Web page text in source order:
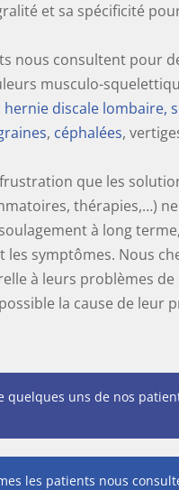
et sa spécificité
nous consultent pour
musculo-
hernie discale lombaire,
, céphalées,
que les
thérapies,…)
à long
symptômes. Nous
à leurs problèmes
la cause de leur
quelques uns de nos
les patients nous